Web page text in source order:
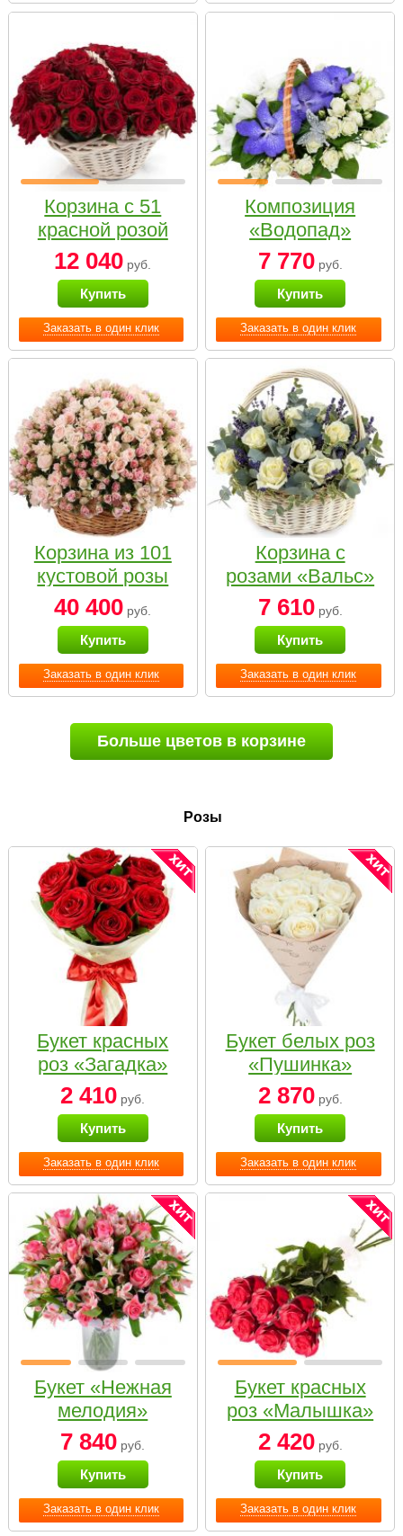
Заказать в один клик
Корзина с 51
красной розой
12 040 руб.
Купить
Заказать в один клик
Композиция
«Водопад»
7 770руб.
Купить
Заказать в один клик
Корзина из 101
кустовой розы
нежных тонов
40 400 руб.
Купить
Заказать в один клик
Корзина с
розами «Вальс»
7 610руб.
Купить
Больше цветов в корзине
Розы
Заказать в один клик
Букет красных
роз «Загадка»
2 410 руб.
Купить
Заказать в один клик
Букет белых роз
«Пушинка»
2 870руб.
Купить
Заказать в один клик
Букет «Нежная
мелодия»
7 840 руб.
Купить
Заказать в один клик
Букет красных
роз «Малышка»
2 420руб.
Купить